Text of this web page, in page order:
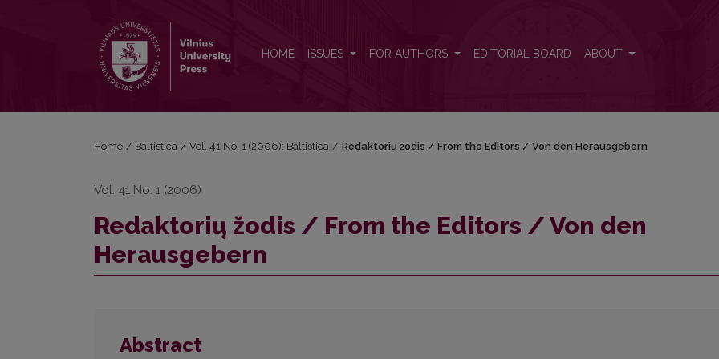
HOME ISSUES FOR AUTHORS EDITORIAL BOARD ABOUT
Home / Baltistica / Vol. 41 No. 1 (2006): Baltistica / Redaktorių žodis / From the Editors / Von den Herausgebern
Vol. 41 No. 1 (2006)
Redaktorių žodis / From the Editors / Von den
Herausgebern
Abstract